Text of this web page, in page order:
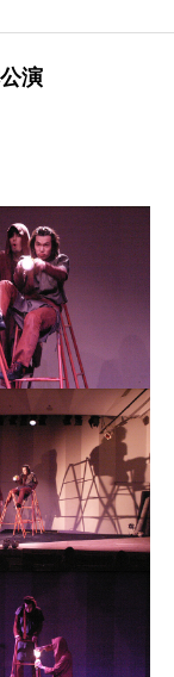
演